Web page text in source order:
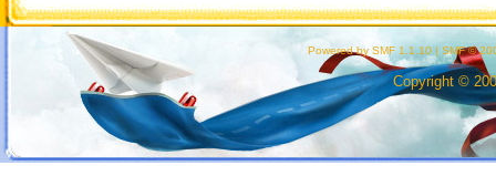
Powered by SMF 1.1.10 | SMF ©
Copyright ©